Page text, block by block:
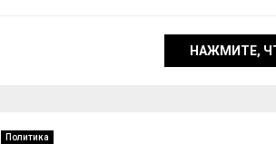
НАЖМИТЕ,
Политика